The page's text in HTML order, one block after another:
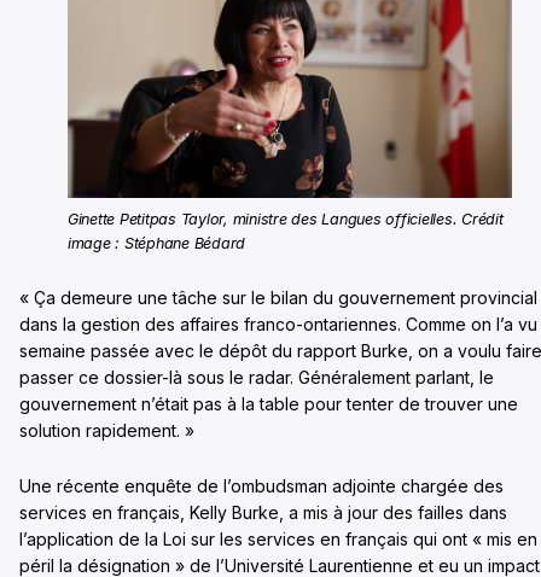
Ginette Petitpas Taylor, ministre des Langues officielles. Crédit
image : Stéphane Bédard
« Ça demeure une tâche sur le bilan du gouvernement provincial
dans la gestion des affaires franco-ontariennes. Comme on l’a vu
semaine passée avec le dépôt du rapport Burke, on a voulu faire
passer ce dossier-là sous le radar. Généralement parlant, le
gouvernement n’était pas à la table pour tenter de trouver une
solution rapidement. »
Une récente enquête de l’ombudsman adjointe chargée des
services en français, Kelly Burke, a mis à jour des failles dans
l’application de la Loi sur les services en français qui ont « mis en
péril la désignation » de l’Université Laurentienne et eu un impact